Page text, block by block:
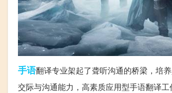
手语翻译专业架起了聋听沟通的桥梁，培
交际与沟通能力，高素质应用型手语翻译